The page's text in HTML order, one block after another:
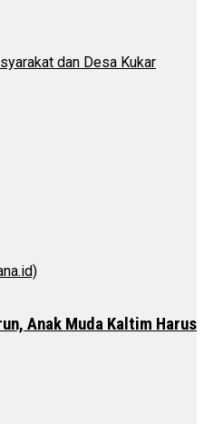
dan Desa Kukar
Anak Muda Kaltim Harus